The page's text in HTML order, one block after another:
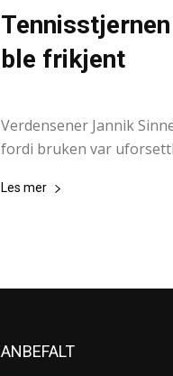
ble frikjent
NTB -AP - 21. august 2024
Verdensener Jannik
fordi bruken var
Les mer
ANBEFALT